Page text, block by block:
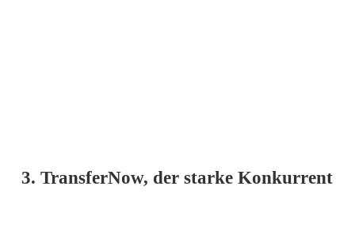
3. TransferNow, der starke Konkurrent